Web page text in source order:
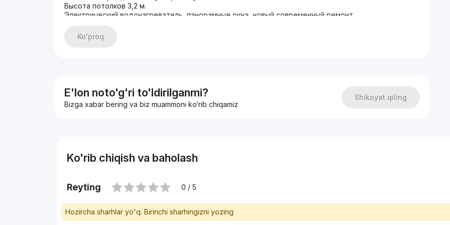
Высота потолков 3,2 м.
Электрический водонагреватель, панорамные окна, новый современный ремонт.
Здание оснащено тремя современными лифтами
Гостевой и подземный паркинг.
+998938013202
+998909865199
Лобар
Ko'proq
E'lon noto'g'ri to'ldirilganmi?
Bizga xabar bering va biz muammoni ko‘rib chiqamiz
Shikoyat qiling
Ko'rib chiqish va baholash
Reyting 0 / 5
Hozircha sharhlar yo'q. Birinchi sharhingizni yozing